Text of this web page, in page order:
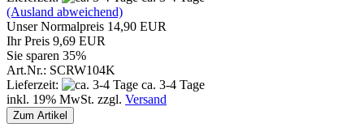
(Ausland abweichend)
Unser Normalpreis 14,90 EUR
Ihr Preis 9,69 EUR
Sie sparen 35%
Art.Nr.: SCRW104K
Lieferzeit:
ca. 3-4 Tage
inkl. 19% MwSt. zzgl. Versand
Zum Artikel